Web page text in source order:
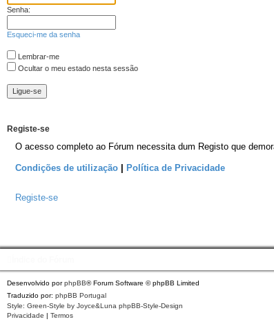
Senha:
Esqueci-me da senha
Lembrar-me
Ocultar o meu estado nesta sessão
Registe-se
O acesso completo ao Fórum necessita dum Registo que
Condições de utilização Política de Privacidade
Registe-se
Desenvolvido porphpBB® Forum Software © phpBB Limited
Traduzido por: phpBB Portugal
Style: Green-Style by Joyce&Luna phpBB-Style-Design
Privacidade
Termos